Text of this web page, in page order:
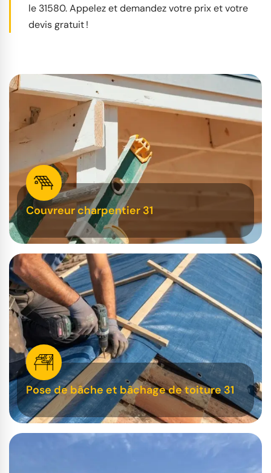
le 31580. Appelez et demandez votre prix et votre
devis gratuit !
Couvreur charpentier 31
Pose de bâche et bâchage de toiture 31